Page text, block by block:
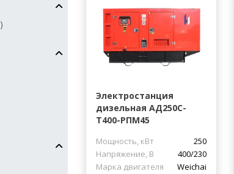
)
Электростанция
дизельная АД250С-
Т400-РПМ45
Мощность, кВт
250
Напряжение, В
400/230
Марка двигателя
Weichai